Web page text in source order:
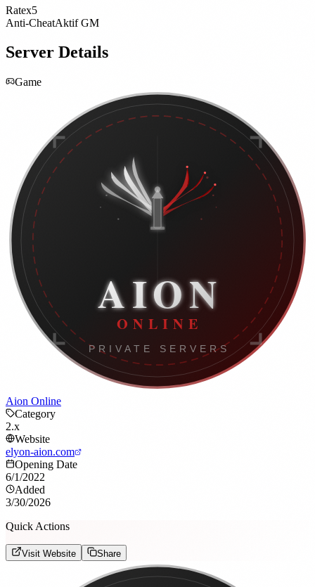
Ratex5
Anti-CheatAktif GM
Server Details
Game
Aion Online
Category
2.x
Website
elyon-aion.com
Opening Date
6/1/2022
Added
3/30/2026
Quick Actions
Visit Website Share